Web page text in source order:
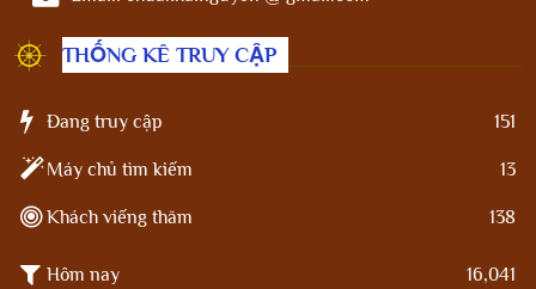
THỐNG KÊ TRUY CẬP
Đang truy cập 151
Máy chủ tìm kiếm 13
Khách viếng thăm 138
Hôm nay 16,041